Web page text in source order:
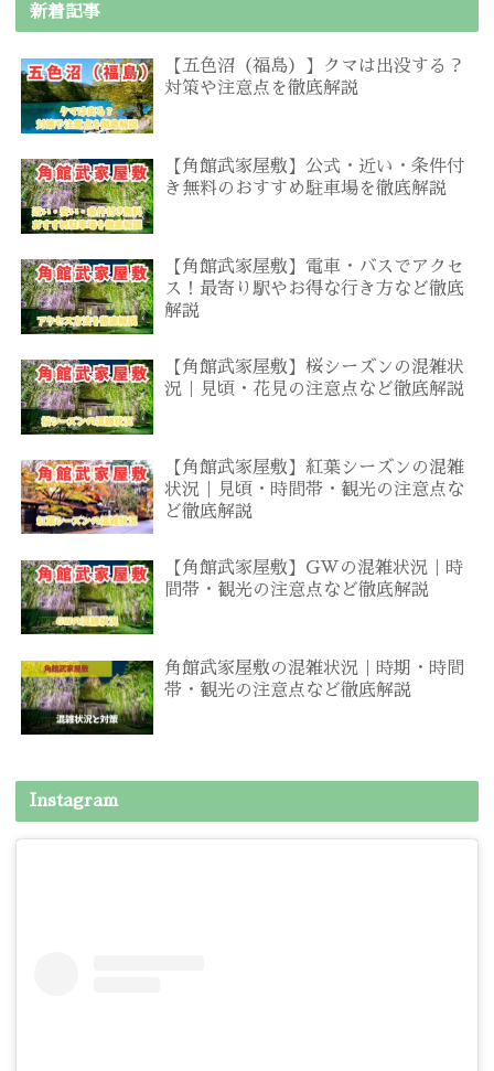
新着記事
【五色沼（福島）】クマは出没する？
対策や注意点を徹底解説
【角館武家屋敷】公式・近い・条件付
き無料のおすすめ駐車場を徹底解説
【角館武家屋敷】電車・バスでアクセ
ス！最寄り駅やお得な行き方など徹底
解説
【角館武家屋敷】桜シーズンの混雑状
況｜見頃・花見の注意点など徹底解説
【角館武家屋敷】紅葉シーズンの混雑
状況｜見頃・時間帯・観光の注意点な
ど徹底解説
【角館武家屋敷】GWの混雑状況｜時
間帯・観光の注意点など徹底解説
角館武家屋敷の混雑状況｜時期・時間
帯・観光の注意点など徹底解説
Instagram